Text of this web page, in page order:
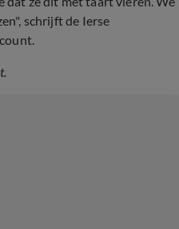
schrijft de Ierse